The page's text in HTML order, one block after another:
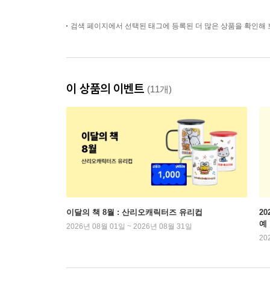
검색 페이지에서 선택된 태그에 등록된 더 많은 상품을 확인해
이 상품의 이벤트 (11개)
이달의 책 8월 : 산리오캐릭터즈 유리컵
2026년 08월 01일 ~ 2026년 08월 31일
예